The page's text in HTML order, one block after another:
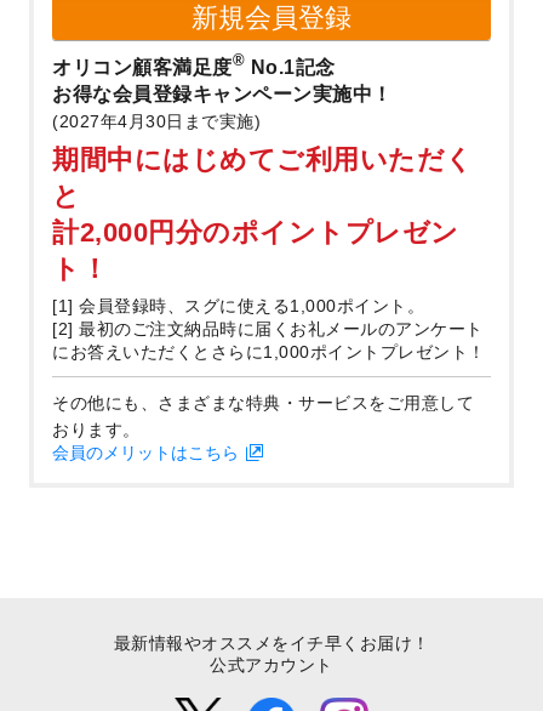
新規会員登録
オリコン顧客満足度® No.1記念
お得な会員登録キャンペーン実施中！
(2027年4月30日まで実施)
期間中にはじめてご利用いただく
と
計2,000円分のポイントプレゼン
ト！
[1] 会員登録時、スグに使える1,000ポイント。
[2] 最初のご注文納品時に届くお礼メールのアンケート
にお答えいただくとさらに1,000ポイントプレゼント！
その他にも、さまざまな特典・サービスをご用意して
おります。
会員のメリットはこちら
最新情報やオススメをイチ早くお届け！
公式アカウント